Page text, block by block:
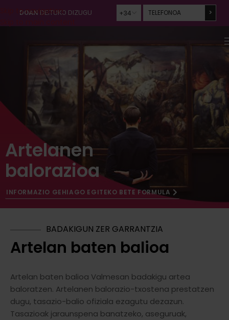
Skip to navigation
DOAN DEITUKO DIZUGU
Artelanen
balorazioa
INFORMAZIO GEHIAGO EGITEKO BETE FORMULA
BADAKIGUN ZER GARRANTZIA
Artelan baten balioa
Artelan baten balioa Valmesan badakigu artea
baloratzen. Artelanen balorazio-txostena prestatzen
dugu, tasazio-balio ofiziala ezagutu dezazun.
Tasazioak jaraunspena banatzeko, aseguruak,